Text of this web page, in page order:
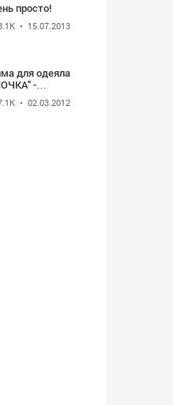
просто!
• 15.07.2013
для одеяла
-
раскрой
• 02.03.2012